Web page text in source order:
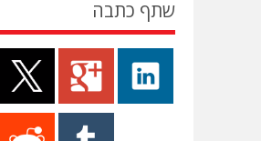
שתף כתבה